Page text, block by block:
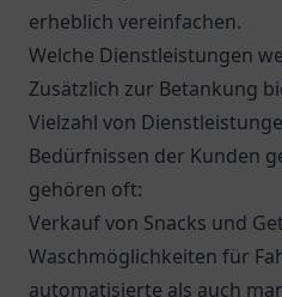
erheblich vereinfachen.
Welche Dienstleistungen
Zusätzlich zur Betankung
Vielzahl von
Bedürfnissen der Kunden
gehören oft:
Verkauf von Snacks und
Waschmöglichkeiten für
automatisierte als auch